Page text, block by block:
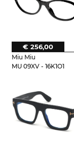
Miu Miu
MU 09XV - 16K1O1
€ 256,00